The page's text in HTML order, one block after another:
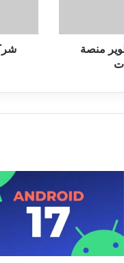
منصة
هاتف